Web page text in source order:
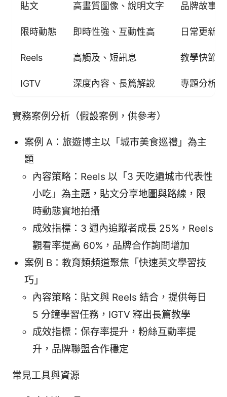
貼文 高畫質圖像、說明文字 品牌故事
限時動態 即時性強、互動性高 日常更新
Reels 高觸及、短訊息 教學快節
IGTV 深度內容、長篇解說 專題分析
實務案例分析（假設案例，供參考）
案例 A：旅遊博主以「城市美食巡禮」為主
題
內容策略：Reels 以「3 天吃遍城市代表性
小吃」為主題，貼文分享地圖與路線，限
時動態實地拍攝
成效指標：3 週內追蹤者成長 25%，Reels
觀看率提高 60%，品牌合作詢問增加
案例 B：教育類頻道聚焦「快速英文學習技
巧」
內容策略：貼文與 Reels 結合，提供每日
5 分鐘學習任務，IGTV 釋出長篇教學
成效指標：保存率提升，粉絲互動率提
升，品牌聯盟合作穩定
常見工具與資源